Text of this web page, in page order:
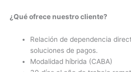
¿Qué ofrece nuestro cliente?
Relación de dependencia
soluciones de pagos.
Modalidad híbrida (CABA)